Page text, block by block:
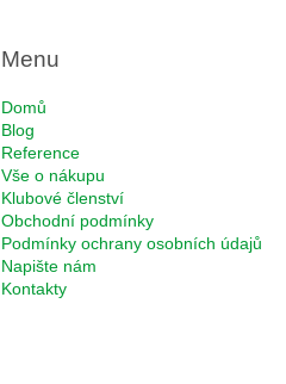
Menu
Domů
Blog
Reference
Vše o nákupu
Klubové členství
Obchodní podmínky
Podmínky ochrany osobních údajů
Napište nám
Kontakty